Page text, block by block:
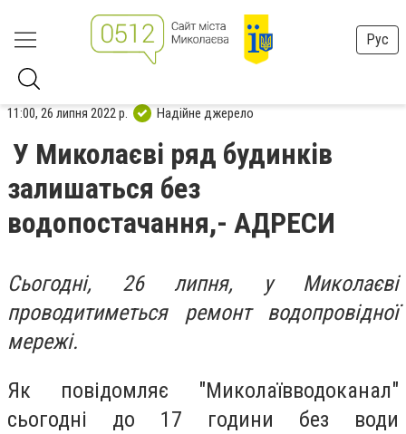
Рус
11:00, 26 липня 2022 р. Надійне джерело
У Миколаєві ряд будинків
залишаться без
водопостачання,- АДРЕСИ
Сьогодні, 26 липня, у Миколаєві
проводитиметься ремонт водопровідної
мережі.
Як повідомляє "Миколаївводоканал"
сьогодні до 17 години без води